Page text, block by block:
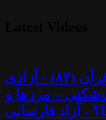
تلاوت آیاتی از منجلاب قرآن (۸۴) - آزادی
– مرزها و
- آزاد فارسانی